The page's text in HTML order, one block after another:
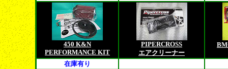
450 K&N
PERFORMANCE KIT
PIPERCROSS
エアクリーナー
在庫有り